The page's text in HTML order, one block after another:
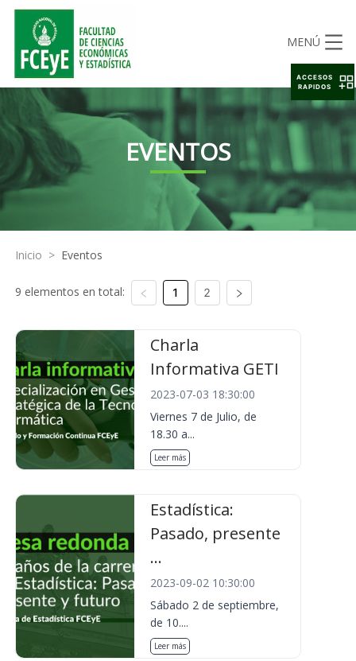
MENÚ
EVENTOS
Inicio > Eventos
9 elementos en total: 1 2
Charla
Informativa GETI
2023-07-03 18:30:00
Viernes 7 de Julio, de
18.30 a...
Leer más
Estadística:
Pasado, presente
...
2023-09-02 10:30:00
Sábado 2 de septiembre,
de 10....
Leer más
ACCESOS
RAPIDOS